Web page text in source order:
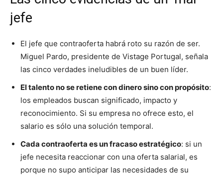
jefe
El jefe que contraoferta habrá roto su razón de ser.
Miguel Pardo, presidente de Vistage Portugal, señala
las cinco verdades ineludibles de un buen líder.
El talento no se retiene con dinero sino con propósito:
los empleados buscan significado, impacto y
reconocimiento. Si su empresa no ofrece esto, el
salario es sólo una solución temporal.
Cada contraoferta es un fracaso estratégico: si un
jefe necesita reaccionar con una oferta salarial, es
porque no supo anticipar las necesidades de su